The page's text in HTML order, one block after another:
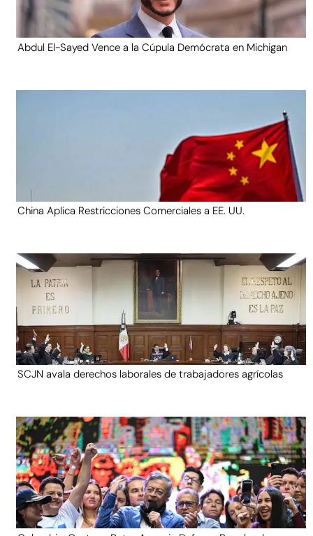
Abdul El-Sayed Vence a la Cúpula Demócrata en Michigan
China Aplica Restricciones Comerciales a EE. UU.
SCJN avala derechos laborales de trabajadores agrícolas